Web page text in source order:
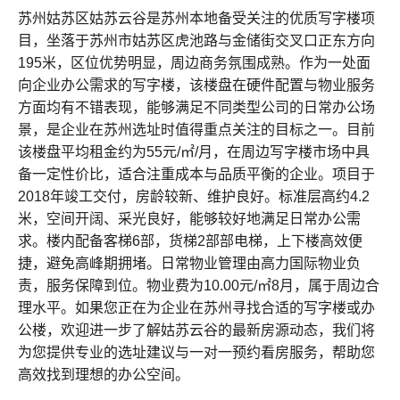
苏州姑苏区姑苏云谷是苏州本地备受关注的优质写字楼项
目，坐落于苏州市姑苏区虎池路与金储街交叉口正东方向
195米，区位优势明显，周边商务氛围成熟。作为一处面
向企业办公需求的写字楼，该楼盘在硬件配置与物业服务
方面均有不错表现，能够满足不同类型公司的日常办公场
景，是企业在苏州选址时值得重点关注的目标之一。目前
该楼盘平均租金约为55元/㎡/月，在周边写字楼市场中具
备一定性价比，适合注重成本与品质平衡的企业。项目于
2018年竣工交付，房龄较新、维护良好。标准层高约4.2
米，空间开阔、采光良好，能够较好地满足日常办公需
求。楼内配备客梯6部，货梯2部部电梯，上下楼高效便
捷，避免高峰期拥堵。日常物业管理由高力国际物业负
责，服务保障到位。物业费为10.00元/㎡8月，属于周边合
理水平。如果您正在为企业在苏州寻找合适的写字楼或办
公楼，欢迎进一步了解姑苏云谷的最新房源动态，我们将
为您提供专业的选址建议与一对一预约看房服务，帮助您
高效找到理想的办公空间。